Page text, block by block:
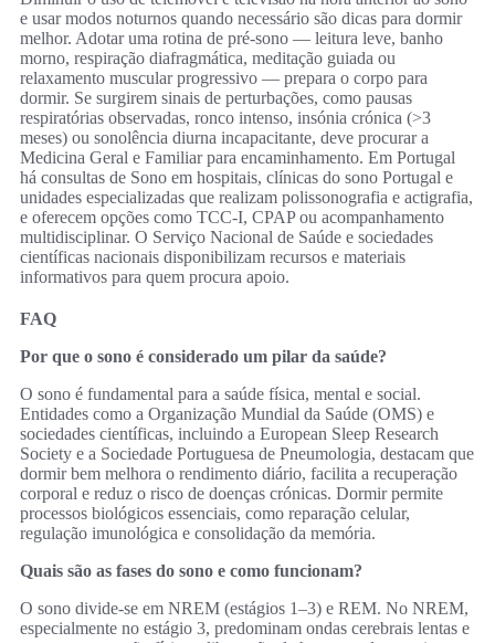
e usar modos noturnos quando necessário são dicas para dormir
melhor. Adotar uma rotina de pré‑sono — leitura leve, banho
morno, respiração diafragmática, meditação guiada ou
relaxamento muscular progressivo — prepara o corpo para
dormir. Se surgirem sinais de perturbações, como pausas
respiratórias observadas, ronco intenso, insónia crónica (>3
meses) ou sonolência diurna incapacitante, deve procurar a
Medicina Geral e Familiar para encaminhamento. Em Portugal
há consultas de Sono em hospitais, clínicas do sono Portugal e
unidades especializadas que realizam polissonografia e actigrafia,
e oferecem opções como TCC‑I, CPAP ou acompanhamento
multidisciplinar. O Serviço Nacional de Saúde e sociedades
científicas nacionais disponibilizam recursos e materiais
informativos para quem procura apoio.
FAQ
Por que o sono é considerado um pilar da saúde?
O sono é fundamental para a saúde física, mental e social.
Entidades como a Organização Mundial da Saúde (OMS) e
sociedades científicas, incluindo a European Sleep Research
Society e a Sociedade Portuguesa de Pneumologia, destacam que
dormir bem melhora o rendimento diário, facilita a recuperação
corporal e reduz o risco de doenças crónicas. Dormir permite
processos biológicos essenciais, como reparação celular,
regulação imunológica e consolidação da memória.
Quais são as fases do sono e como funcionam?
O sono divide-se em NREM (estágios 1–3) e REM. No NREM,
especialmente no estágio 3, predominam ondas cerebrais lentas e